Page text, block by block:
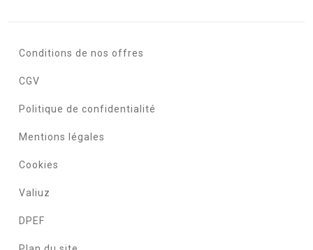
Conditions de nos offres
CGV
Politique de confidentialité
Mentions légales
Cookies
Valiuz
DPEF